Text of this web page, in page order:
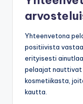
Yhteenvetona
positiivista
erityisesti
pelaajat nauttivat
kosmetiikasta,
kautta.